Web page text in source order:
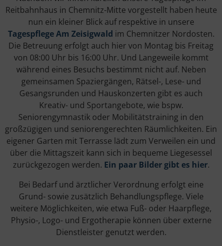
Reitbahnhaus in Chemnitz-Mitte vorgestellt haben heute
nun ein kleiner Blick auf respektive in unsere
Tagespflege Am Zeisigwald im Chemnitzer Nordosten.
Die Betreuung erfolgt auch hier von Montag bis Freitag
von 08:00 Uhr bis 16:00 Uhr. Und Langeweile kommt
während eines Besuchs bestimmt nicht auf. Neben
gemeinsamen Spaziergängen, Rätsel-, Lese- und
Gesangsrunden und Hauskonzerten gibt es auch
Kreativ- und Sportangebote, wie bspw.
Seniorengymnastik oder Mobilitätstraining in den
großzügigen und seniorengerechten Räumlichkeiten. Ein
eigener Garten mit Terrasse lädt zum Verweilen ein und
über die Mittagszeit kann sich in bequeme Liegesessel
zurückgezogen werden. Ein paar Bilder gibt es hier.
Bei Bedarf und ärztlicher Verordnung erfolgt eine
Grund- sowie zusätzlich Behandlungspflege. Viele
weitere Möglichkeiten, wie etwa Fuß- oder Haarpflege,
Physio-, Logo- und Ergotherapie können über externe
Dienstleister genutzt werden.